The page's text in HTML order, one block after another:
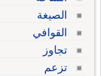
الصيغة
القوافي
تجاوز
تزعم